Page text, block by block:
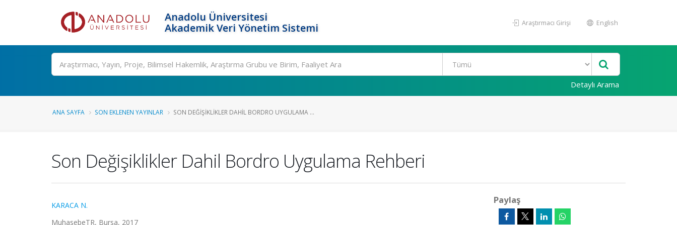
Anadolu Üniversitesi
Akademik Veri Yönetim Sistemi
Araştırmacı Girişi English
Ara
Detaylı Arama
ANA SAYFA SON EKLENEN YAYINLAR SON DEĞIŞIKLIKLER DAHIL BORDRO UYGULAMA ...
Son Değişiklikler Dahil Bordro Uygulama Rehberi
KARACA N.
MuhasebeTR, Bursa, 2017
Paylaş